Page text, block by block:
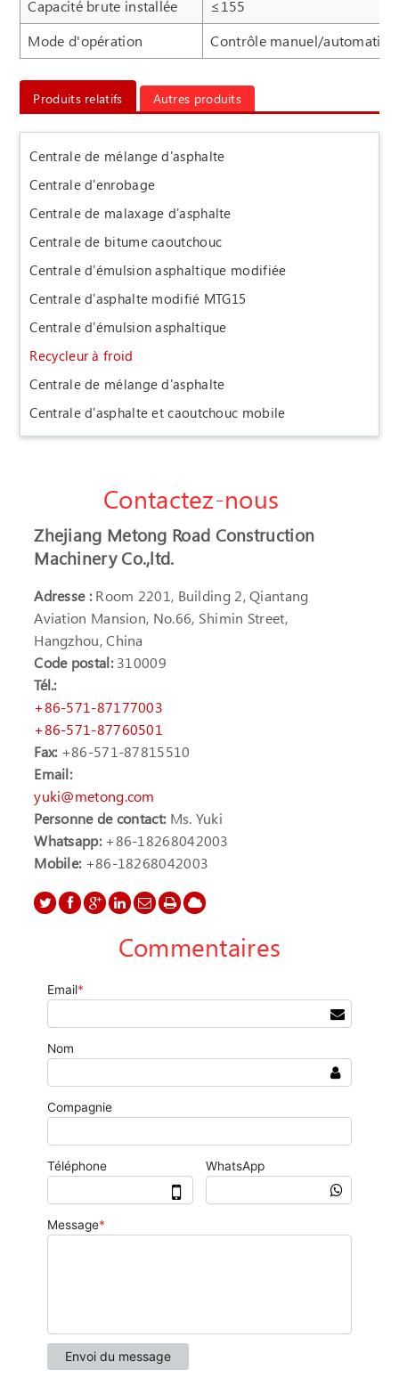
Capacité brute installée
≤155
Mode d'opération
Contrôle manuel/
Produits relatifs Autres produits
Centrale de mélange d'asphalte
Centrale d'enrobage
Centrale de malaxage d'asphalte
Centrale de bitume caoutchouc
Centrale d'émulsion asphaltique modifiée
Centrale d'asphalte modifié MTG15
Centrale d'émulsion asphaltique
Recycleur à froid
Centrale de mélange d'asphalte
Centrale d'asphalte et caoutchouc mobile
Contactez-nous
Zhejiang Metong Road Construction
Machinery Co.,ltd.
Adresse :Room 2201, Building 2, Qiantang
Aviation Mansion, No.66, Shimin Street,
Hangzhou, China
Code postal:310009
Tél.:
+86-571-87177003
+86-571-87760501
Fax:+86-571-87815510
Email:
yuki@metong.com
Personne de contact: Ms. Yuki
Whatsapp:+86-18268042003
Mobile: +86-18268042003
Commentaires